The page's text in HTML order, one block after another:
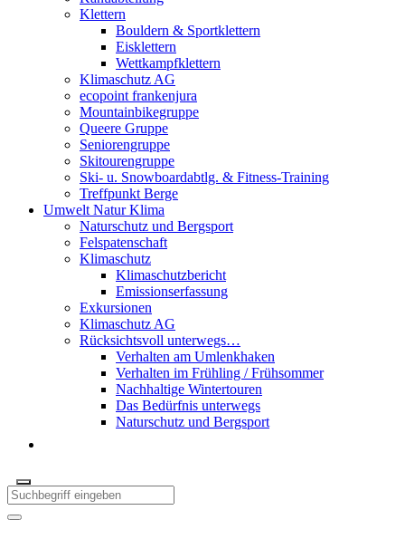
Klettern
Bouldern & Sportklettern
Eisklettern
Wettkampfklettern
Klimaschutz AG
ecopoint frankenjura
Mountainbikegruppe
Queere Gruppe
Seniorengruppe
Skitourengruppe
Ski- u. Snowboardabtlg. & Fitness-Training
Treffpunkt Berge
Umwelt Natur Klima
Naturschutz und Bergsport
Felspatenschaft
Klimaschutz
Klimaschutzbericht
Emissionserfassung
Exkursionen
Klimaschutz AG
Rücksichtsvoll unterwegs…
Verhalten am Umlenkhaken
Verhalten im Frühling / Frühsommer
Nachhaltige Wintertouren
Das Bedürfnis unterwegs
Naturschutz und Bergsport